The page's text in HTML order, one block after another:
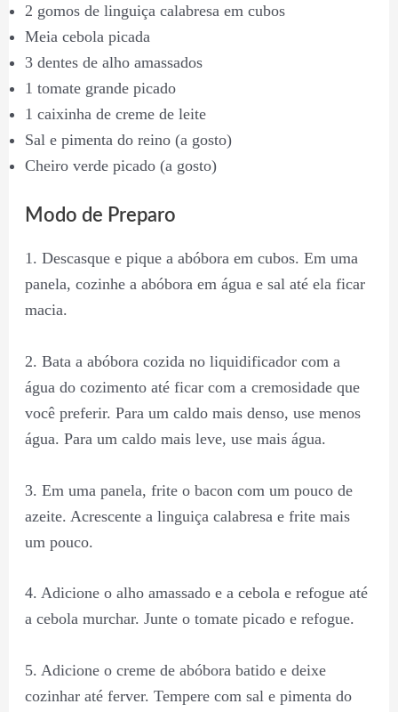
2 gomos de linguiça calabresa em cubos
Meia cebola picada
3 dentes de alho amassados
1 tomate grande picado
1 caixinha de creme de leite
Sal e pimenta do reino (a gosto)
Cheiro verde picado (a gosto)
Modo de Preparo
1. Descasque e pique a abóbora em cubos. Em uma
panela, cozinhe a abóbora em água e sal até ela ficar
macia.
2. Bata a abóbora cozida no liquidificador com a
água do cozimento até ficar com a cremosidade que
você preferir. Para um caldo mais denso, use menos
água. Para um caldo mais leve, use mais água.
3. Em uma panela, frite o bacon com um pouco de
azeite. Acrescente a linguiça calabresa e frite mais
um pouco.
4. Adicione o alho amassado e a cebola e refogue até
a cebola murchar. Junte o tomate picado e refogue.
5. Adicione o creme de abóbora batido e deixe
cozinhar até ferver. Tempere com sal e pimenta do